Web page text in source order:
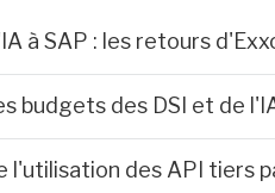
à SAP : les retours
budgets des DSI et de
l'utilisation des API tiers